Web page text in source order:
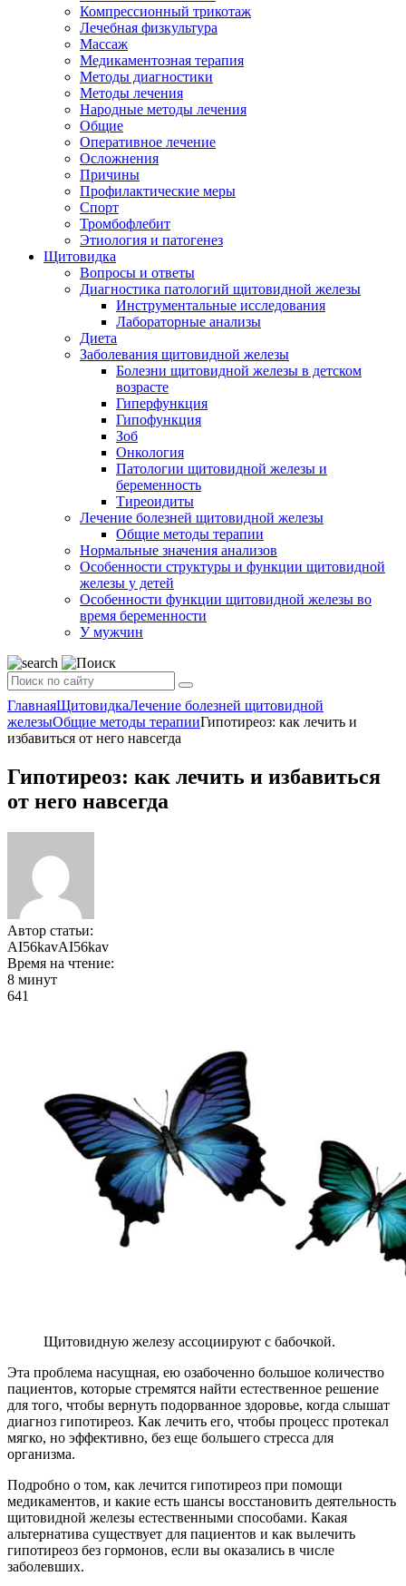
Компрессионный трикотаж
Лечебная физкультура
Массаж
Медикаментозная терапия
Методы диагностики
Методы лечения
Народные методы лечения
Общие
Оперативное лечение
Осложнения
Причины
Профилактические меры
Спорт
Тромбофлебит
Этиология и патогенез
Щитовидка
Вопросы и ответы
Диагностика патологий щитовидной железы
Инструментальные исследования
Лабораторные анализы
Диета
Заболевания щитовидной железы
Болезни щитовидной железы в детском
возрасте
Гиперфункция
Гипофункция
Зоб
Онкология
Патологии щитовидной железы и
беременность
Тиреоидиты
Лечение болезней щитовидной железы
Общие методы терапии
Нормальные значения анализов
Особенности структуры и функции щитовидной
железы у детей
Особенности функции щитовидной железы во
время беременности
У мужчин
ГлавнаяЩитовидкаЛечение болезней щитовидной
железыОбщие методы терапииГипотиреоз: как лечить и
избавиться от него навсегда
Гипотиреоз: как лечить и избавиться
от него навсегда
Автор статьи:
AI56kavAI56kav
Время на чтение:
8 минут
641
Щитовидную железу ассоциируют с бабочкой.
Эта проблема насущная, ею озабоченно большое количество
пациентов, которые стремятся найти естественное решение
для того, чтобы вернуть подорванное здоровье, когда слышат
диагноз гипотиреоз. Как лечить его, чтобы процесс протекал
мягко, но эффективно, без еще большего стресса для
организма.
Подробно о том, как лечится гипотиреоз при помощи
медикаментов, и какие есть шансы восстановить деятельность
щитовидной железы естественными способами. Какая
альтернатива существует для пациентов и как вылечить
гипотиреоз без гормонов, если вы оказались в числе
заболевших.